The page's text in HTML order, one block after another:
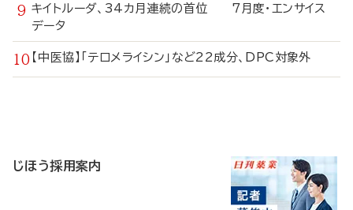
キイトルーダ、34カ月連続の首位 7月度・エンサイス
データ
【中医協】「テロメライシン」など22成分、DPC対象外
じほう採用案内